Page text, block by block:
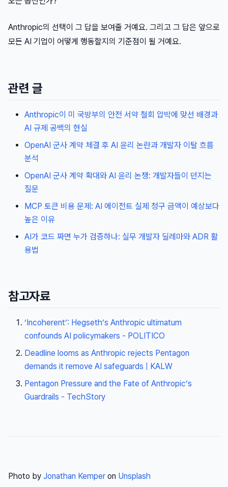
Anthropic의 선택이 그 답을 보여줄 거예요. 그리고 그 답은 앞으로
모든 AI 기업이 어떻게 행동할지의 기준점이 될 거예요.
관련 글
Anthropic이 미 국방부의 안전 서약 철회 압박에 맞선 배경과
AI 규제 공백의 현실
OpenAI 군사 계약 체결 후 AI 윤리 논란과 개발자 이탈 흐름
분석
OpenAI 군사 계약 확대와 AI 윤리 논쟁: 개발자들이 던지는
질문
MCP 토큰 비용 문제: AI 에이전트 실제 청구 금액이 예상보다
높은 이유
AI가 코드 짜면 누가 검증하나: 실무 개발자 딜레마와 ADR 활
용법
참고자료
‘Incoherent’: Hegseth’s Anthropic ultimatum
confounds AI policymakers - POLITICO
Deadline looms as Anthropic rejects Pentagon
demands it remove AI safeguards | KALW
Pentagon Pressure and the Fate of Anthropic’s
Guardrails - TechStory
Photo by Jonathan Kemper on Unsplash